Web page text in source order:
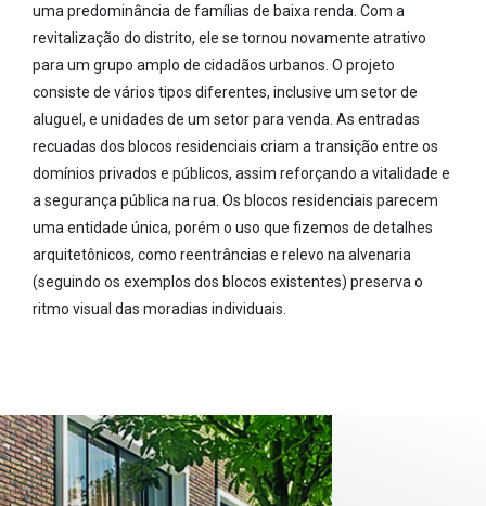
uma predominância de famílias de baixa renda. Com a
revitalização do distrito, ele se tornou novamente atrativo
para um grupo amplo de cidadãos urbanos. O projeto
consiste de vários tipos diferentes, inclusive um setor de
aluguel, e unidades de um setor para venda. As entradas
recuadas dos blocos residenciais criam a transição entre os
domínios privados e públicos, assim reforçando a vitalidade e
a segurança pública na rua. Os blocos residenciais parecem
uma entidade única, porém o uso que fizemos de detalhes
arquitetônicos, como reentrâncias e relevo na alvenaria
(seguindo os exemplos dos blocos existentes) preserva o
ritmo visual das moradias individuais.